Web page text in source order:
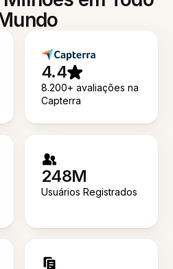
4.4
8.200+ avaliações na
Capterra
248M
Usuários Registrados